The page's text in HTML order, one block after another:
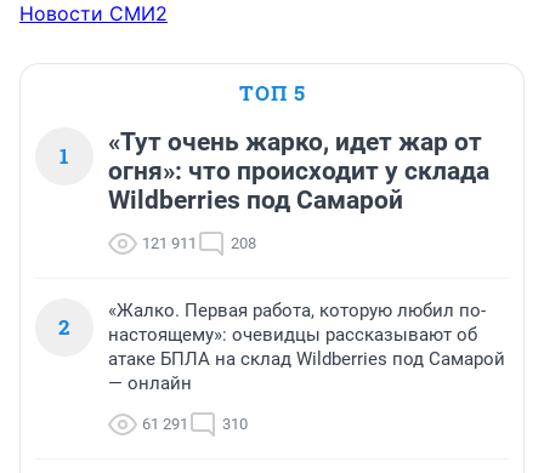
Новости СМИ2
ТОП 5
1
«Тут очень жарко, идет жар от
огня»: что происходит у склада
Wildberries под Самарой
121 911 208
2
«Жалко. Первая работа, которую любил по-
настоящему»: очевидцы рассказывают об
атаке БПЛА на склад Wildberries под Самарой
— онлайн
61 291 310